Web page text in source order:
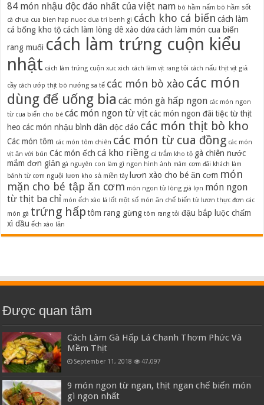
84 món nhậu độc đáo nhất của việt nam bò hầm nấm bò hầm sốt
cà chua cua bien hap nuoc dua tri benh gi cách kho cá biển cách làm
cá bống kho tộ cách làm lòng dê xào dứa cách làm món cua biển
rang muối cách làm trứng cuộn kiểu
nhật cách làm trứng cuộn xuc xich cách làm vịt rang tỏi cách nấu thịt vịt giả
cầy cách ướp thịt bò nướng sa tế các món bò xào các món
dùng để uống bia các món gà hấp ngon các món ngon
từ cua biển cho bé các món ngon từ vịt các món ngon đãi tiệc từ thịt
heo các món nhậu bình dân độc đáo các món thịt bò kho
Các món tôm các món tôm chiên các món từ cua đồng các món
vịt ăn với bún Các món ếch cá kho riềng cá trắm kho tộ gà chiên nước
mắm đơn giản gà nguyên con làm gì ngon hình ảnh mâm cơm đãi khách làm
bánh từ cơm nguội lươn kho sả miền tây lươn xào cho bé ăn cơm món
mặn cho bé tập ăn cơm món ngon từ lòng già lợn món ngon
từ thịt ba chỉ món ếch xào lá lốt một số món ăn chế biến từ lươn thực đơn các
món gà trứng hấp tôm rang gừng tôm rang tỏi đậu bắp luộc chấm
xì dầu ếch xào lăn
Được quan tâm
Cách Làm Gà Hấp Lá Chanh Thơm Phức Và
Mềm Thịt
September 11, 2018 47,097
9 món ngon từ ngan, thịt ngan chế biến món
gì ngon nhất